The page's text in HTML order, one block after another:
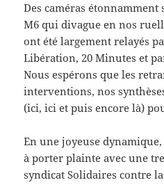
Des caméras étonnamment
M6 qui divague en nos
ont été largement relayés
Libération, 20 Minutes et
Nous espérons que les
interventions, nos
(ici, ici et puis encore là)
En une joyeuse
à porter plainte avec une
syndicat Solidaires contre